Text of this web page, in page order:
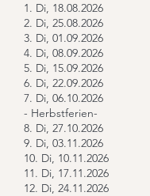
1. Di, 18.08.2026
2. Di, 25.08.2026
3. Di, 01.09.2026
4. Di, 08.09.2026
5. Di, 15.09.2026
6. Di, 22.09.2026
7. Di, 06.10.2026
- Herbstferien-
8. Di, 27.10.2026
9. Di, 03.11.2026
10. Di, 10.11.2026
11. Di, 17.11.2026
12. Di, 24.11.2026